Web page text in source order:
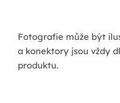
Fotografie může být
a konektory jsou vždy
produktu.